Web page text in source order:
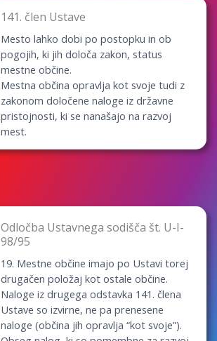
141. člen Ustave
Mesto lahko dobi po postopku in ob
pogojih, ki jih določa zakon, status
mestne občine.
Mestna občina opravlja kot svoje tudi z
zakonom določene naloge iz državne
pristojnosti, ki se nanašajo na razvoj
mest.
Odločba Ustavnega sodišča št. U-I-
98/95
19. Mestne občine imajo po Ustavi torej
drugačen položaj kot ostale občine.
Naloge iz drugega odstavka 141. člena
Ustave so izvirne, ne pa prenesene
naloge (občina jih opravlja “kot svoje”).